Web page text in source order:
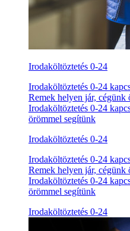
Irodaköltöztetés 0-24
Irodaköltöztetés 0-24
Remek helyen jár, cégünk
Irodaköltöztetés 0-24
örömmel segítünk
Irodaköltöztetés 0-24
Irodaköltöztetés 0-24
Remek helyen jár, cégünk
Irodaköltöztetés 0-24
örömmel segítünk
Irodaköltöztetés 0-24